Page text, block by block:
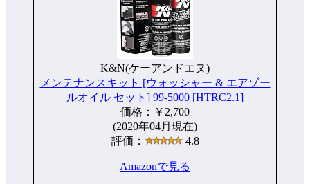
K&N(ケーアンドエヌ)
メンテナンスキット [ウォッシャー & エアゾー
ルオイル セット] 99-5000 [HTRC2.1]
価格：￥2,700
(2020年04月現在)
評価：
4.8
Amazonで見る